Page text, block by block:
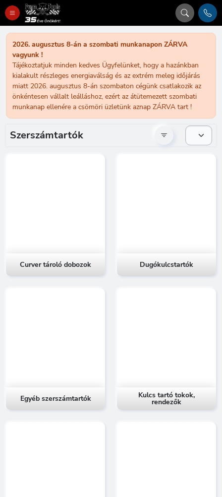
2026. augusztus 8-án a szombati munkanapon ZÁRVA
vagyunk !
Tájékoztatjuk minden kedves Ügyfelünket, hogy a hazánkban
kialakult részleges energiaválság és az extrém meleg időjárás
miatt 2026. augusztus 8-án szombaton cégünk csatlakozik az
önkéntesen vállalt leálláshoz, ezért az átütemezett szombati
munkanap ellenére a csömöri üzletünk aznap ZÁRVA tart !
Szerszámtartók
Curver tároló dobozok Dugókulcstartók
Egyéb szerszámtartók Kulcs tartó tokok,
rendezők